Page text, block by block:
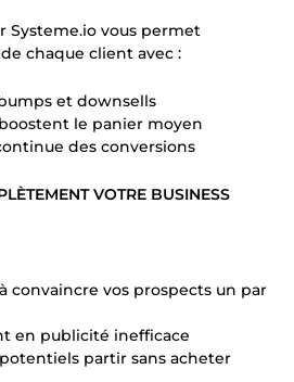
Systeme.io vous permet
chaque client avec :
et downsells
le panier moyen
des conversions
VOTRE BUSINESS
convaincre vos prospects un par
en publicité inefficace
partir sans acheter